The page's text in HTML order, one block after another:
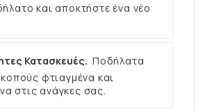
και αποκτήστε ένα νέο
Κατασκευές. Ποδήλατα
φτιαγμένα και
στις ανάγκες σας.